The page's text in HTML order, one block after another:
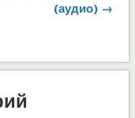
(аудио) →